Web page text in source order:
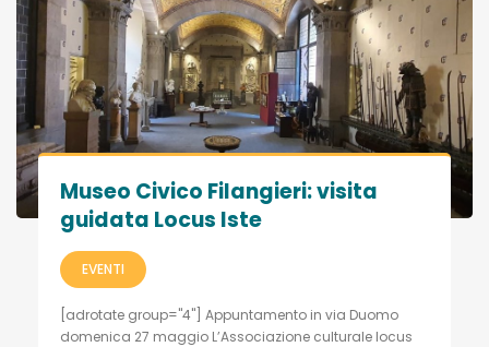
Museo Civico Filangieri: visita
guidata Locus Iste
EVENTI
[adrotate group="4"] Appuntamento in via Duomo
domenica 27 maggio L’Associazione culturale locus